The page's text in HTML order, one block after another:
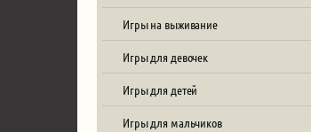
Игры на выживание
Игры для девочек
Игры для детей
Игры для мальчиков